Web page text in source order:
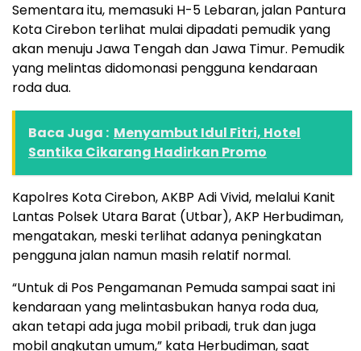
Sementara itu, memasuki H-5 Lebaran, jalan Pantura
Kota Cirebon terlihat mulai dipadati pemudik yang
akan menuju Jawa Tengah dan Jawa Timur. Pemudik
yang melintas didomonasi pengguna kendaraan
roda dua.
Baca Juga : Menyambut Idul Fitri, Hotel
Santika Cikarang Hadirkan Promo
Kapolres Kota Cirebon, AKBP Adi Vivid, melalui Kanit
Lantas Polsek Utara Barat (Utbar), AKP Herbudiman,
mengatakan, meski terlihat adanya peningkatan
pengguna jalan namun masih relatif normal.
“Untuk di Pos Pengamanan Pemuda sampai saat ini
kendaraan yang melintasbukan hanya roda dua,
akan tetapi ada juga mobil pribadi, truk dan juga
mobil angkutan umum,” kata Herbudiman, saat